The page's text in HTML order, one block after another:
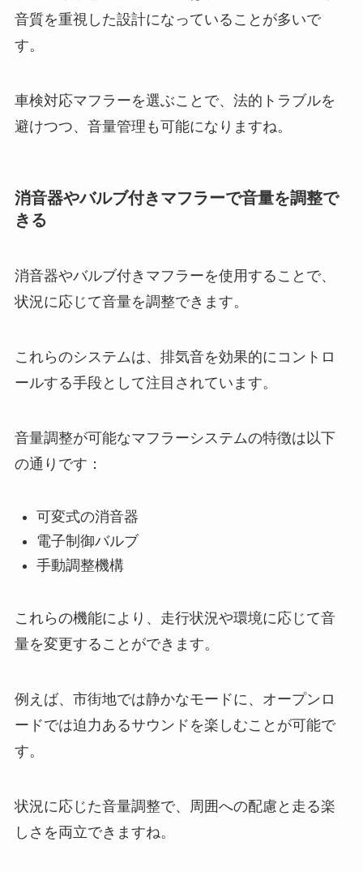
音質を重視した設計になっていることが多いで
す。
車検対応マフラーを選ぶことで、法的トラブルを
避けつつ、音量管理も可能になりますね。
消音器やバルブ付きマフラーで音量を調整で
きる
消音器やバルブ付きマフラーを使用することで、
状況に応じて音量を調整できます。
これらのシステムは、排気音を効果的にコントロ
ールする手段として注目されています。
音量調整が可能なマフラーシステムの特徴は以下
の通りです：
可変式の消音器
電子制御バルブ
手動調整機構
これらの機能により、走行状況や環境に応じて音
量を変更することができます。
例えば、市街地では静かなモードに、オープンロ
ードでは迫力あるサウンドを楽しむことが可能で
す。
状況に応じた音量調整で、周囲への配慮と走る楽
しさを両立できますね。